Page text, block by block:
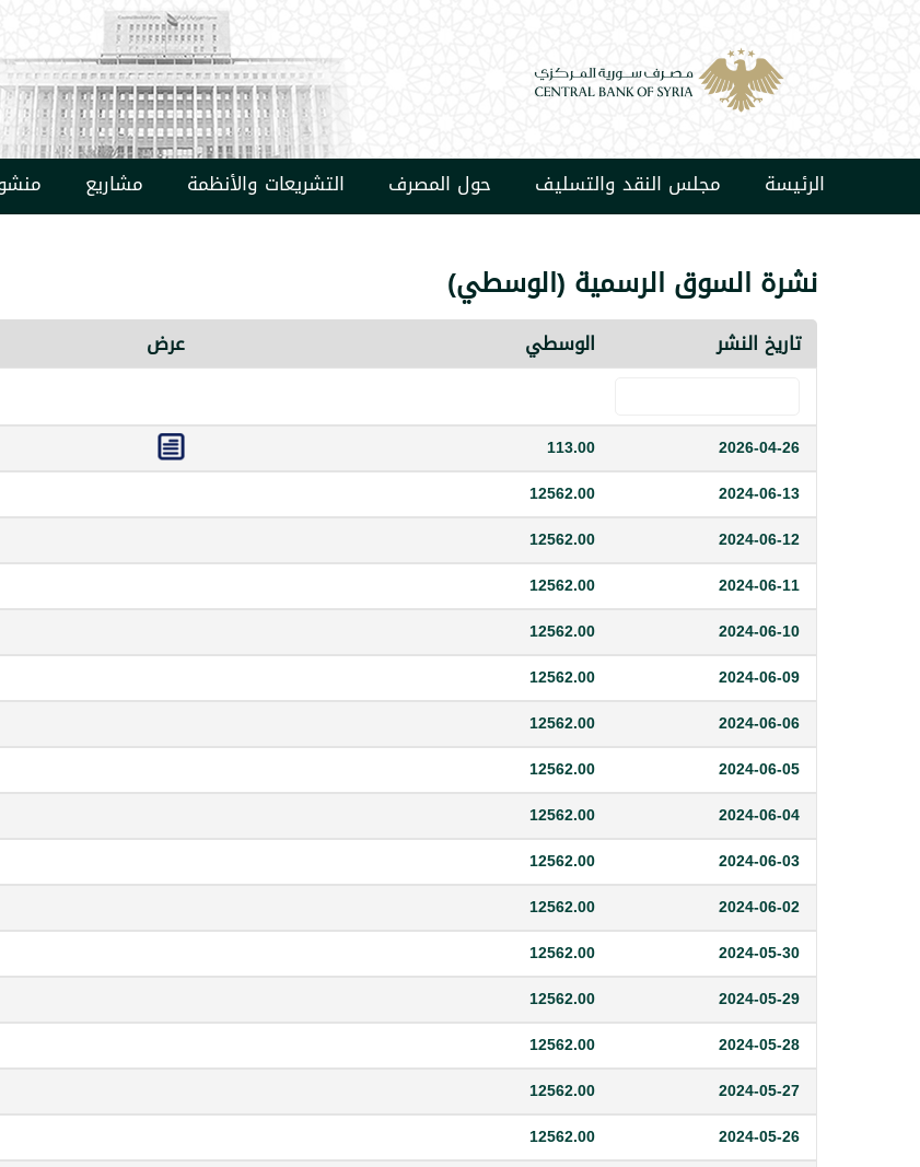
الرئيسة مجلس النقد والتسليف حول المصرف التشريعات والأنظمة مشاريع
نشرة السوق الرسمية (الوسطي)
تاريخ النشر الوسطي عرض
2026-04-26
113.00
2024-06-13
12562.00
2024-06-12
12562.00
2024-06-11
12562.00
2024-06-10
12562.00
2024-06-09
12562.00
2024-06-06
12562.00
2024-06-05
12562.00
2024-06-04
12562.00
2024-06-03
12562.00
2024-06-02
12562.00
2024-05-30
12562.00
2024-05-29
12562.00
2024-05-28
12562.00
2024-05-27
12562.00
2024-05-26
12562.00